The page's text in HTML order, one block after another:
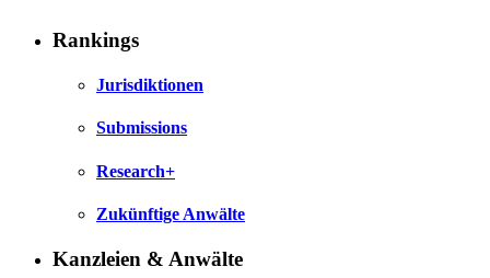
Rankings
Jurisdiktionen
Submissions
Research+
Zukünftige Anwälte
Kanzleien & Anwälte